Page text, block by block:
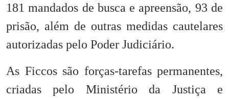
181 mandados de busca e apreensão, 93 de
prisão, além de outras medidas cautelares
autorizadas pelo Poder Judiciário.
As Ficcos são forças-tarefas permanentes,
criadas pelo Ministério da Justiça e